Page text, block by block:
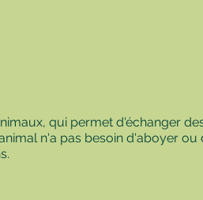
qui permet d'échanger
n'a pas besoin d'aboyer ou